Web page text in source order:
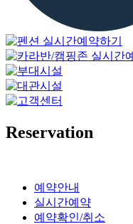
Reservation
예약안내
실시간예약
예약확인/취소